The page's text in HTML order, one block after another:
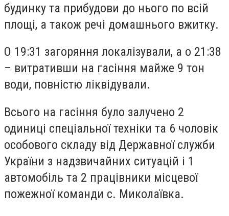
будинку та прибудови до нього по всій
площі, а також речі домашнього вжитку.
О 19:31 загоряння локалізували, а о 21:38
– витративши на гасіння майже 9 тон
води, повністю ліквідували.
Всього на гасіння було залучено 2
одиниці спеціальної техніки та 6 чоловік
особового складу від Державної служби
України з надзвичайних ситуацій і 1
автомобіль та 2 працівники місцевої
пожежної команди с. Миколаївка.